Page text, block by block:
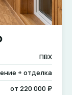
ПВХ
+ отделка
от 220 000 ₽